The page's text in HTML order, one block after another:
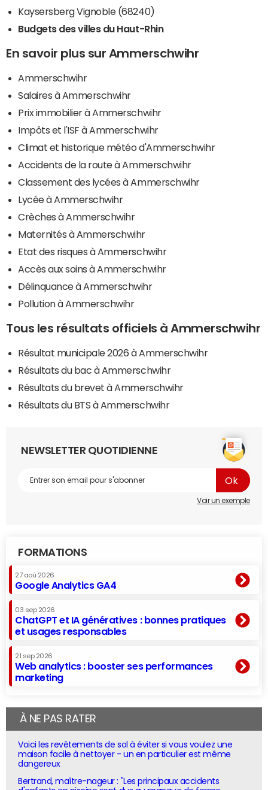
Kaysersberg Vignoble (68240)
Budgets des villes du Haut-Rhin
En savoir plus sur Ammerschwihr
Ammerschwihr
Salaires à Ammerschwihr
Prix immobilier à Ammerschwihr
Impôts et l'ISF à Ammerschwihr
Climat et historique météo d'Ammerschwihr
Accidents de la route à Ammerschwihr
Classement des lycées à Ammerschwihr
Lycée à Ammerschwihr
Crèches à Ammerschwihr
Maternités à Ammerschwihr
Etat des risques à Ammerschwihr
Accès aux soins à Ammerschwihr
Délinquance à Ammerschwihr
Pollution à Ammerschwihr
Tous les résultats officiels à Ammerschwihr
Résultat municipale 2026 à Ammerschwihr
Résultats du bac à Ammerschwihr
Résultats du brevet à Ammerschwihr
Résultats du BTS à Ammerschwihr
NEWSLETTER QUOTIDIENNE
Voir un exemple
FORMATIONS
27 aoû 2026
Google Analytics GA4
03 sep 2026
ChatGPT et IA génératives : bonnes pratiques
et usages responsables
21 sep 2026
Web analytics : booster ses performances
marketing
À NE PAS RATER
Voici les revêtements de sol à éviter si vous voulez une
maison facile à nettoyer - un en particulier est même
dangereux
Bertrand, maître-nageur : "Les principaux accidents